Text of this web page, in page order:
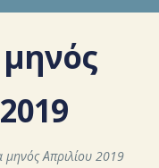
Απριλίου 2019